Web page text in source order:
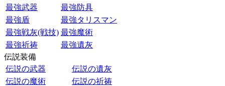
最強武器
最強防具
最強盾
最強タリスマン
最強戦灰(戦技) 最強魔術
最強祈祷
最強遺灰
伝説装備
伝説の武器
伝説の遺灰
伝説の魔術
伝説の祈祷